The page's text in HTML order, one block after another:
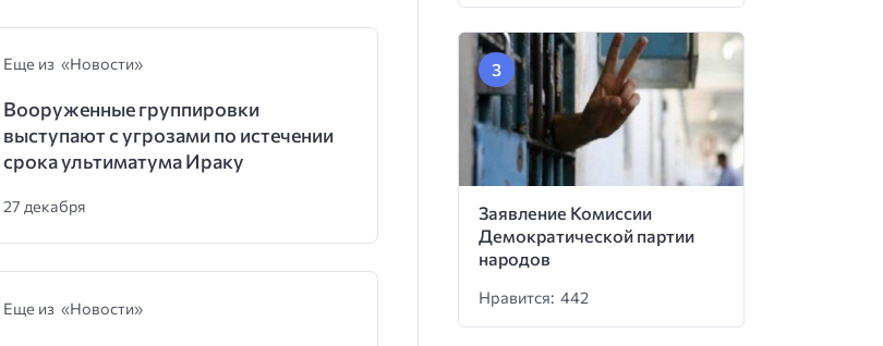
Еще из «Новости»
Вооруженные группировки
выступают с угрозами по истечении
срока ультиматума Ираку
27 декабря
Еще из «Новости»
Заявление Комиссии
Демократической партии
народов
Нравится: 442